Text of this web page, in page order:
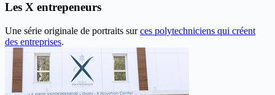
Les X entrepeneurs
Une série originale de portraits surces polytechniciens qui créent
des entreprises.